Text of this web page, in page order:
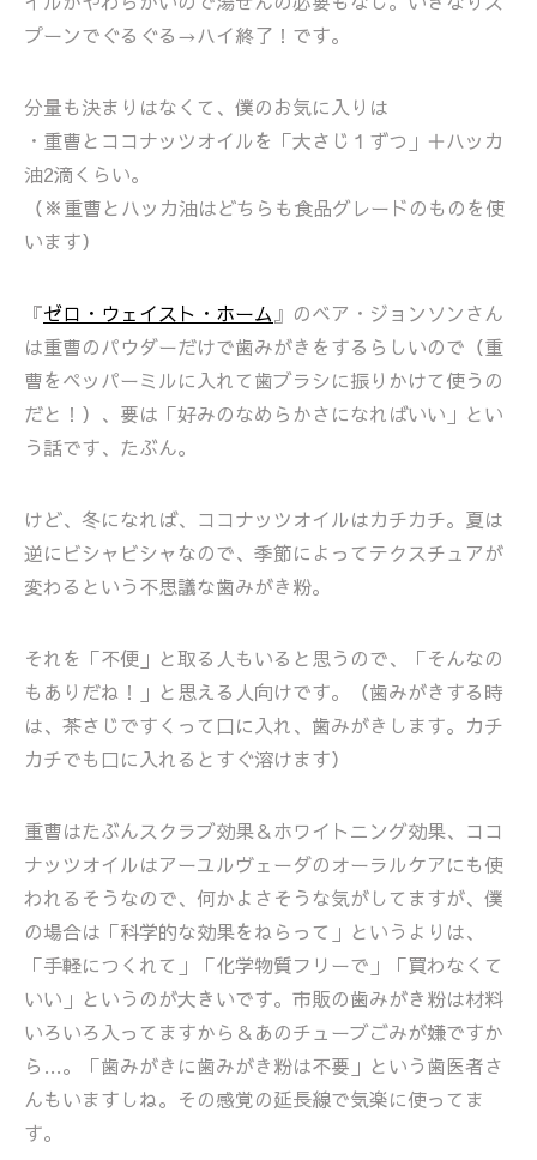
プーンでぐるぐる→ハイ終了！です。
分量も決まりはなくて、僕のお気に入りは
・重曹とココナッツオイルを「大さじ１ずつ」＋ハッカ
油2滴くらい。
（※重曹とハッカ油はどちらも食品グレードのものを使
います）
『ゼロ・ウェイスト・ホーム 』のベア・ジョンソンさん
は重曹のパウダーだけで歯みがきをするらしいので（重
曹をペッパーミルに入れて歯ブラシに振りかけて使うの
だと！）、要は「好みのなめらかさになればいい」とい
う話です、たぶん。
けど、冬になれば、ココナッツオイルはカチカチ。夏は
逆にビシャビシャなので、季節によってテクスチュアが
変わるという不思議な歯みがき粉。
それを「不便」と取る人もいると思うので、「そんなの
もありだね！」と思える人向けです。（歯みがきする時
は、茶さじですくって口に入れ、歯みがきします。カチ
カチでも口に入れるとすぐ溶けます）
重曹はたぶんスクラブ効果＆ホワイトニング効果、ココ
ナッツオイルはアーユルヴェーダのオーラルケアにも使
われるそうなので、何かよさそうな気がしてますが、僕
の場合は「科学的な効果をねらって」というよりは、
「手軽につくれて」「化学物質フリーで」「買わなくて
いい」というのが大きいです。市販の歯みがき粉は材料
いろいろ入ってますから＆あのチューブごみが嫌ですか
ら…。「歯みがきに歯みがき粉は不要」という歯医者さ
んもいますしね。その感覚の延長線で気楽に使ってま
す。